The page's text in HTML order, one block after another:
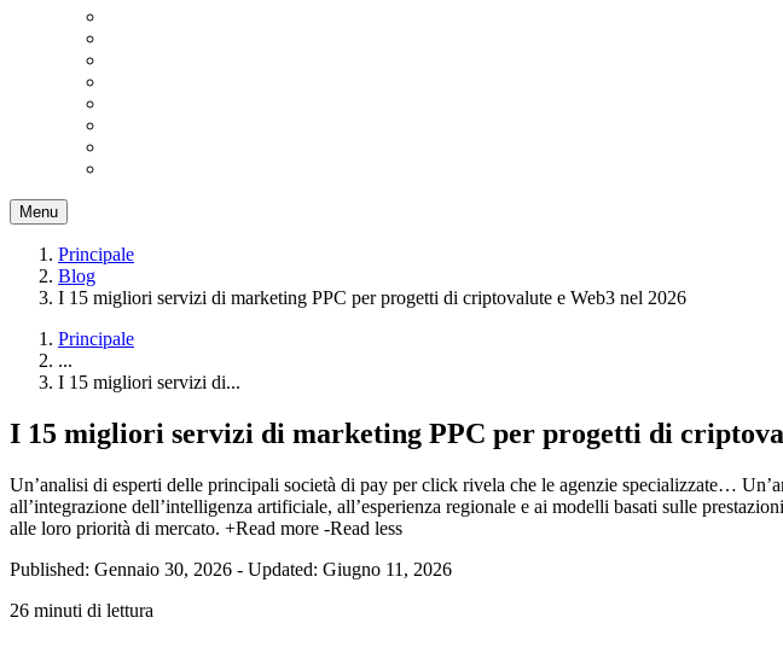
Menu
Principale
Blog
I 15 migliori servizi di marketing PPC per progetti di criptovalute e Web3 nel 2026
Principale
...
I 15 migliori servizi di...
I 15 migliori servizi di marketing PPC per progetti di
Un’analisi di esperti delle principali società di pay per click rivela che le agenzie specializzate…
all’integrazione dell’intelligenza artificiale, all’esperienza regionale e ai modelli basati sulle
alle loro priorità di mercato. +Read more -Read less
Published: Gennaio 30, 2026 - Updated: Giugno 11, 2026
26 minuti di lettura